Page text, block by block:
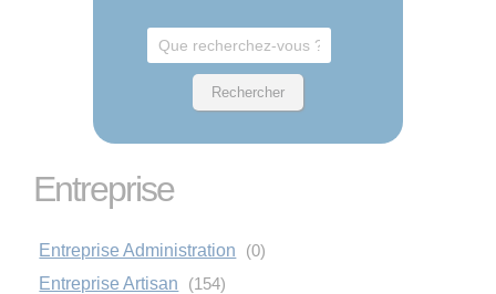
Entreprise
Entreprise Administration
(0)
Entreprise Artisan
(154)